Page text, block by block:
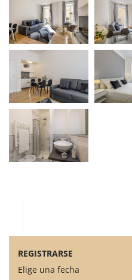
REGISTRARSE
Elige una fecha